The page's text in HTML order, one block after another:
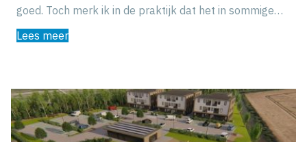
goed. Toch merk ik in de praktijk dat het in sommige…
Lees meer